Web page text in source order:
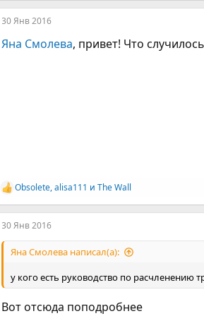
а
к
и
30 Янв 2016
Яна Смолева, привет! Что
Р
е
а
к
Obsolete,alisa111 и The Wall
30 Янв 2016
Яна Смолева написал(а):
у кого есть руководство по расчленению
Вот отсюда поподробнее